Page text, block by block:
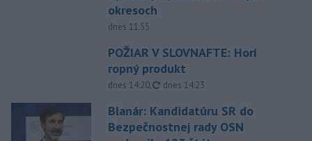
okresoch
dnes 11:55
POŽIAR V SLOVNAFTE: Horí
ropný produkt
dnes 14:20, aktualizované
dnes 14:23
Blanár: Kandidatúru SR do
Bezpečnostnej rady OSN